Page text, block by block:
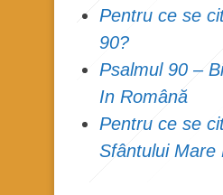
Pentru ce se
90?
Psalmul 90 –
In Română
Pentru ce se
Sfântului Mare